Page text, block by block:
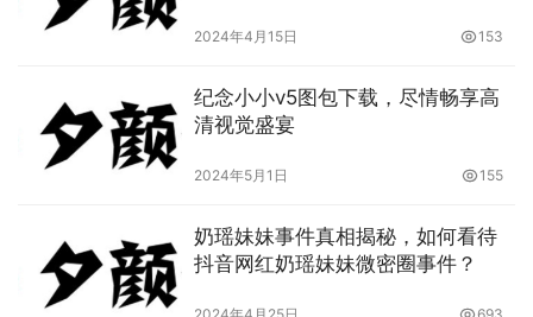
2024年4月15日 153
纪念小小v5图包下载，尽情畅享高
清视觉盛宴
2024年5月1日 155
奶瑶妹妹事件真相揭秘，如何看待
抖音网红奶瑶妹妹微密圈事件？